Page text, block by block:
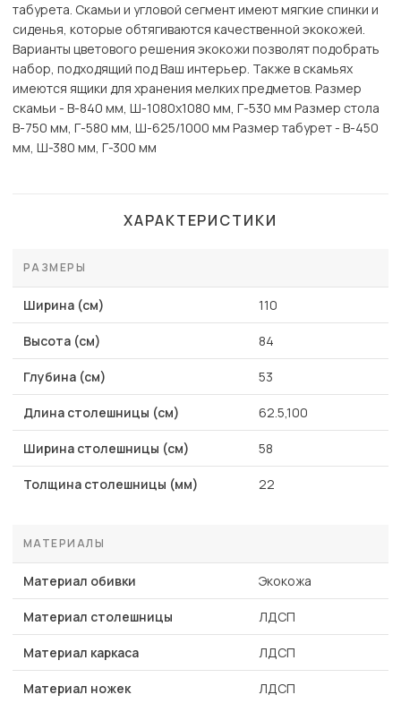
табурета. Скамьи и угловой сегмент имеют мягкие спинки и
сиденья, которые обтягиваются качественной экокожей.
Варианты цветового решения экокожи позволят подобрать
набор, подходящий под Ваш интерьер. Также в скамьях
имеются ящики для хранения мелких предметов. Размер
скамьи - В-840 мм, Ш-1080х1080 мм, Г-530 мм Размер стола
В-750 мм, Г-580 мм, Ш-625/1000 мм Размер табурет - В-450
мм, Ш-380 мм, Г-300 мм
ХАРАКТЕРИСТИКИ
РАЗМЕРЫ
Ширина (см) 110
Высота (см) 84
Глубина (см) 53
Длина столешницы (см) 62.5,100
Ширина столешницы (см) 58
Толщина столешницы (мм) 22
МАТЕРИАЛЫ
Материал обивки Экокожа
Материал столешницы ЛДСП
Материал каркаса ЛДСП
Материал ножек ЛДСП